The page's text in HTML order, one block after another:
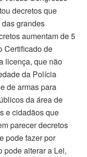
decretos que
grandes
aumentam de 5
Certificado de
licença, que não
da Polícia
de armas para
da área de
e cidadãos que
parecer decretos
pode fazer por
pode alterar a Lei,